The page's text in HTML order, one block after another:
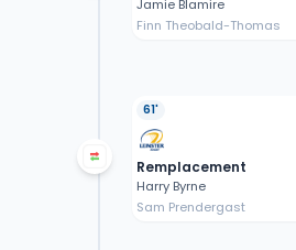
Jamie Blamire
Finn Theobald-Thomas
61'
Remplacement
Harry Byrne
Sam Prendergast